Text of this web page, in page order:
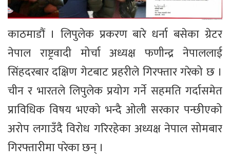
काठमाडौं । लिपुलेक प्रकरण बारे धर्ना बसेका ग्रेटर
नेपाल राष्ट्रवादी मोर्चा अध्यक्ष फणीन्द्र नेपाललाई
सिंहदरबार दक्षिण गेटबाट प्रहरीले गिरफ्तार गरेको छ ।
चीन र भारतले लिपुलेक प्रयोग गर्ने सहमति गर्दासमेत
प्राविधिक विषय भएको भन्दै ओली सरकार पन्छीएको
अरोप लगाउँदै विरोध गरिरहेका अध्यक्ष नेपाल सोमबार
गिरफ्तारीमा परेका छन् ।